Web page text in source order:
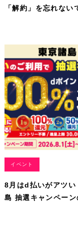
「解約」を忘れない
イベント
8月はd払いがアツい
島 抽選キャンペーン